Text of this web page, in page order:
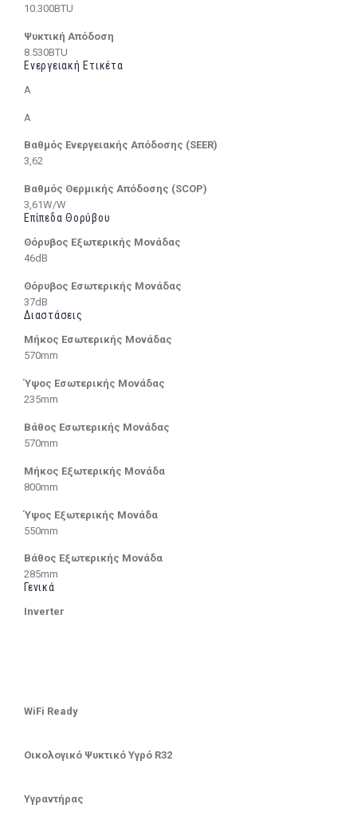
10.300BTU
Ψυκτική Απόδοση
8.530BTU
Ενεργειακή Ετικέτα
A
A
Βαθμός Ενεργειακής Απόδοσης (SEER)
3,62
Βαθμός Θερμικής Απόδοσης (SCOP)
3,61W/W
Επίπεδα Θορύβου
Θόρυβος Εξωτερικής Μονάδας
46dB
Θόρυβος Εσωτερικής Μονάδας
37dB
Διαστάσεις
Μήκος Εσωτερικής Μονάδας
570mm
Ύψος Εσωτερικής Μονάδας
235mm
Βάθος Εσωτερικής Μονάδας
570mm
Μήκος Εξωτερικής Μονάδα
800mm
Ύψος Εξωτερικής Μονάδα
550mm
Βάθος Εξωτερικής Μονάδα
285mm
Γενικά
Inverter
WiFi Ready
Οικολογικό Ψυκτικό Υγρό R32
Υγραντήρας